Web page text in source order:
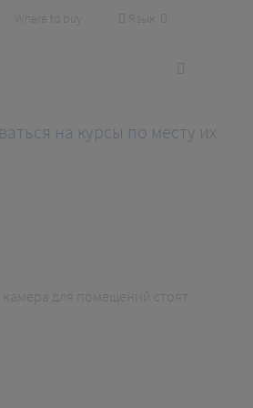
Where to buy Язык
на курсы по месту их
камера для помещений стоят